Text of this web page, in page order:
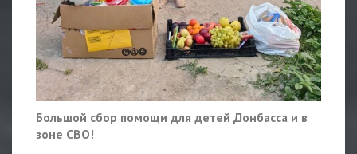
Большой сбор помощи для детей Донбасса и в
зоне СВО!